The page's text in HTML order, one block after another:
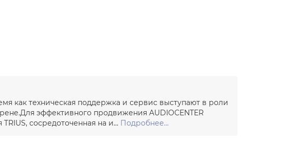
как техническая поддержка и сервис выступают в роли
эффективного продвижения AUDIOCENTER
сосредоточенная на и... Подробнее...